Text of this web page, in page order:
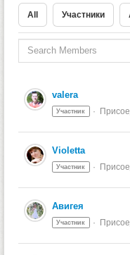
All Участники
valera
Участник
Violetta
Участник
Авигея
Участник